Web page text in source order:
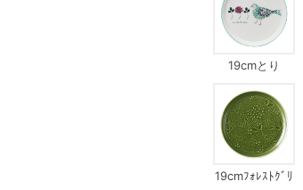
19cmとり
19cmﾌｫﾚｽﾄｸﾞﾘ